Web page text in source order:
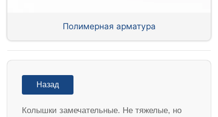
Полимерная арматура
Назад
Колышки замечательные. Не тяжелые, но